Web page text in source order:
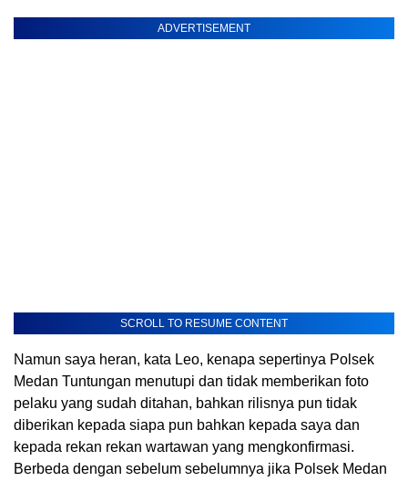
ADVERTISEMENT
SCROLL TO RESUME CONTENT
Namun saya heran, kata Leo, kenapa sepertinya Polsek
Medan Tuntungan menutupi dan tidak memberikan foto
pelaku yang sudah ditahan, bahkan rilisnya pun tidak
diberikan kepada siapa pun bahkan kepada saya dan
kepada rekan rekan wartawan yang mengkonfirmasi.
Berbeda dengan sebelum sebelumnya jika Polsek Medan